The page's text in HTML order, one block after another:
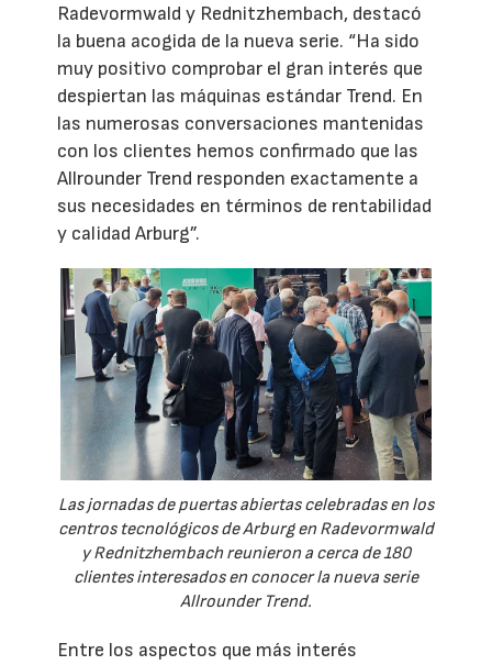
Radevormwald y Rednitzhembach, destacó
la buena acogida de la nueva serie. “Ha sido
muy positivo comprobar el gran interés que
despiertan las máquinas estándar Trend. En
las numerosas conversaciones mantenidas
con los clientes hemos confirmado que las
Allrounder Trend responden exactamente a
sus necesidades en términos de rentabilidad
y calidad Arburg”.
Las jornadas de puertas abiertas celebradas en los
centros tecnológicos de Arburg en Radevormwald
y Rednitzhembach reunieron a cerca de 180
clientes interesados en conocer la nueva serie
Allrounder Trend.
Entre los aspectos que más interés